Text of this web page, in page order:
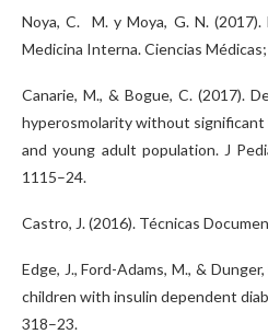
Noya, C. M. y Moya, G. N.
Medicina Interna. Ciencias
Canarie, M., & Bogue, C. (2017).
hyperosmolarity without
and young adult population. J
1115–24.
Castro, J. (2016). Técnicas
Edge, J., Ford-Adams, M., &
children with insulin dependent
318–23.